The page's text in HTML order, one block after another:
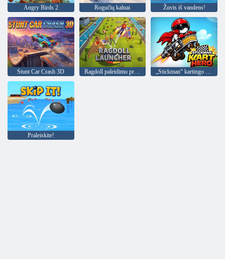
Angry Birds 2 Rogučių kalnai Žuvis iš vandens!
Stunt Car Crash 3D Ragdoll paleidimo priemonė „Stickman“ kartingo herojus
Praleiskite!